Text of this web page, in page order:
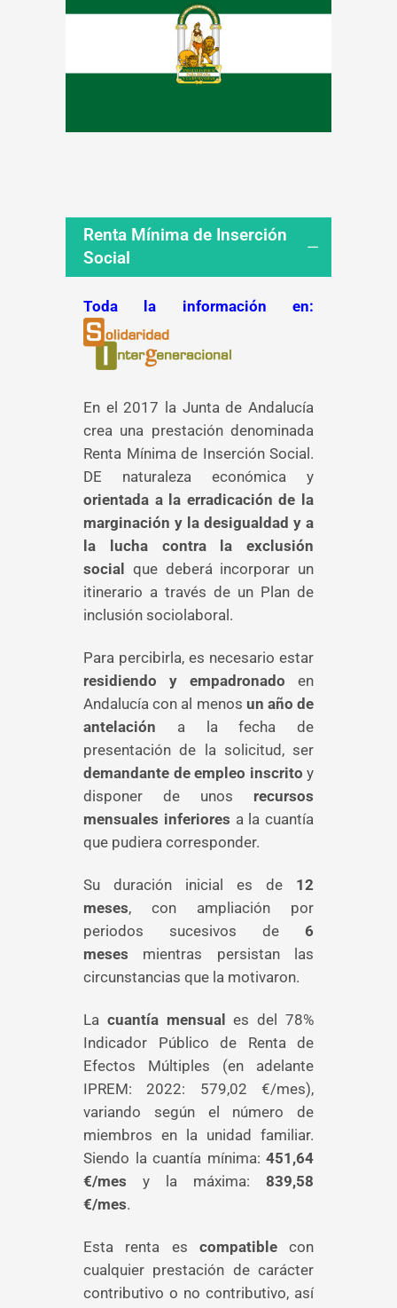
Renta Mínima de Inserción
Social
Toda la información en:
En el 2017 la Junta de Andalucía
crea una prestación denominada
Renta Mínima de Inserción Social.
DE naturaleza económica y
orientada a la erradicación de la
marginación y la desigualdad y a
la lucha contra la exclusión
social que deberá incorporar un
itinerario a través de un Plan de
inclusión sociolaboral.
Para percibirla, es necesario estar
residiendo y empadronado en
Andalucía con al menos un año de
antelación a la fecha de
presentación de la solicitud, ser
demandante de empleo inscrito y
disponer de unos recursos
mensuales inferiores a la cuantía
que pudiera corresponder.
Su duración inicial es de 12
meses, con ampliación por
periodos sucesivos de 6
meses mientras persistan las
circunstancias que la motivaron.
La cuantía mensual es del 78%
Indicador Público de Renta de
Efectos Múltiples (en adelante
IPREM: 2022: 579,02 €/mes),
variando según el número de
miembros en la unidad familiar.
Siendo la cuantía mínima: 451,64
€/mes y la máxima: 839,58
€/mes.
Esta renta es compatible con
cualquier prestación de carácter
contributivo o no contributivo, así